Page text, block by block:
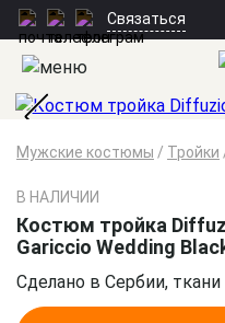
Связаться
Мужские костюмы / Тройки
В НАЛИЧИИ
Костюм тройка
Gariccio Wedding
Сделано в Сербии, ткани